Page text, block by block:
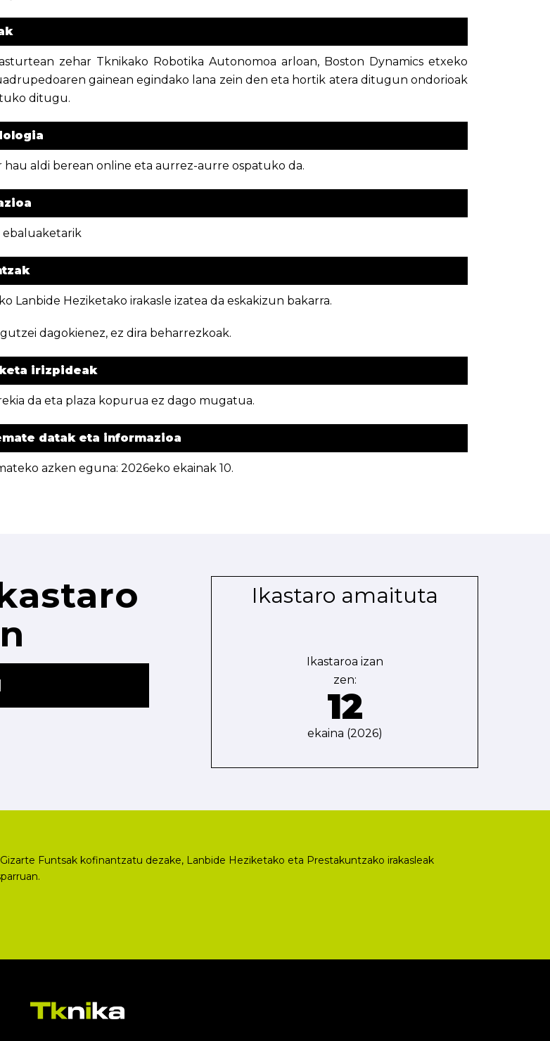
zehar Tknikako Robotika Autonomoa arloan, Boston Dynamics etxeko
gainean egindako lana zein den eta hortik atera ditugun ondorioak
ditugu.
hau aldi berean online eta aurrez-aurre ospatuko da.
ebaluaketarik
Lanbide Heziketako irakasle izatea da eskakizun bakarra.
dagokienez, ez dira beharrezkoak.
irizpideak
da eta plaza kopurua ez dago mugatua.
datak eta informazioa
azken eguna: 2026eko ekainak 10.
Ikastaro amaituta
Ikastaroa izan
zen:
12
ekaina (2026)
Funtsak kofinantzatu dezake, Lanbide Heziketako eta Prestakuntzako irakasleak